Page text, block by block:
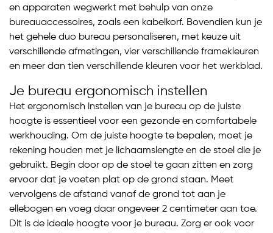
en apparaten wegwerkt met behulp van onze
bureauaccessoires, zoals een kabelkorf. Bovendien kun je
het gehele duo bureau personaliseren, met keuze uit
verschillende afmetingen, vier verschillende framekleuren
en meer dan tien verschillende kleuren voor het werkblad.
Je bureau ergonomisch instellen
Het ergonomisch instellen van je bureau op de juiste
hoogte is essentieel voor een gezonde en comfortabele
werkhouding. Om de juiste hoogte te bepalen, moet je
rekening houden met je lichaamslengte en de stoel die je
gebruikt. Begin door op de stoel te gaan zitten en zorg
ervoor dat je voeten plat op de grond staan. Meet
vervolgens de afstand vanaf de grond tot aan je
ellebogen en voeg daar ongeveer 2 centimeter aan toe.
Dit is de ideale hoogte voor je bureau. Zorg er ook voor